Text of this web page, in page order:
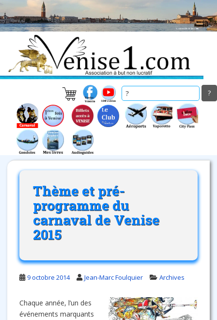
to
main
Thème et pré-
programme du
carnaval de Venise
2015
9 octobre 2014 Jean-Marc Foulquier Archives
Chaque année, l’un des
événements marquants